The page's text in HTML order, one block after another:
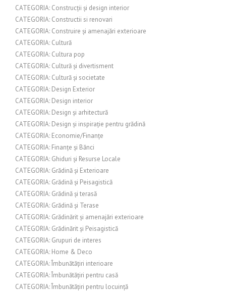
CATEGORIA: Construcții și design interior
CATEGORIA: Constructii si renovari
CATEGORIA: Construire și amenajări exterioare
CATEGORIA: Cultură
CATEGORIA: Cultura pop
CATEGORIA: Cultură și divertisment
CATEGORIA: Cultură și societate
CATEGORIA: Design Exterior
CATEGORIA: Design interior
CATEGORIA: Design și arhitectură
CATEGORIA: Design și inspirație pentru grădină
CATEGORIA: Economie/Finanțe
CATEGORIA: Finanțe și Bănci
CATEGORIA: Ghiduri și Resurse Locale
CATEGORIA: Grădină și Exterioare
CATEGORIA: Grădină și Peisagistică
CATEGORIA: Grădină și terasă
CATEGORIA: Grădină și Terase
CATEGORIA: Grădinărit și amenajări exterioare
CATEGORIA: Grădinărit și Peisagistică
CATEGORIA: Grupuri de interes
CATEGORIA: Home & Deco
CATEGORIA: Îmbunătățiri interioare
CATEGORIA: Îmbunătățiri pentru casă
CATEGORIA: Îmbunătățiri pentru locuință